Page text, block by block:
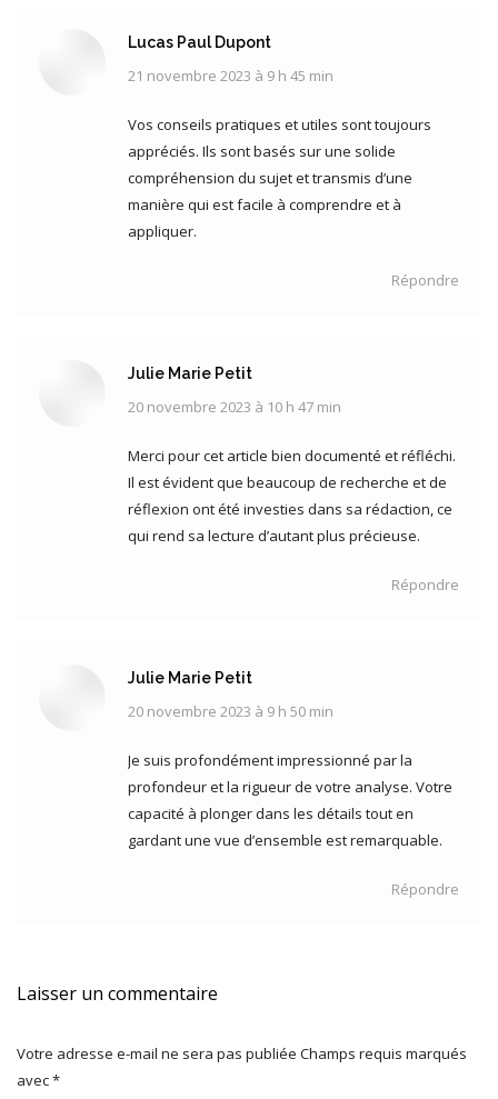
Lucas Paul Dupont
dit
21 novembre 2023 à 9 h 45 min
Vos conseils pratiques et utiles sont toujours
appréciés. Ils sont basés sur une solide
compréhension du sujet et transmis d’une
manière qui est facile à comprendre et à
appliquer.
Répondre
Julie Marie Petit
dit
20 novembre 2023 à 10 h 47 min
Merci pour cet article bien documenté et réfléchi.
Il est évident que beaucoup de recherche et de
réflexion ont été investies dans sa rédaction, ce
qui rend sa lecture d’autant plus précieuse.
Répondre
Julie Marie Petit
dit
20 novembre 2023 à 9 h 50 min
Je suis profondément impressionné par la
profondeur et la rigueur de votre analyse. Votre
capacité à plonger dans les détails tout en
gardant une vue d’ensemble est remarquable.
Répondre
Laisser un commentaire
Votre adresse e-mail ne sera pas publiée Champs requis marqués
avec*